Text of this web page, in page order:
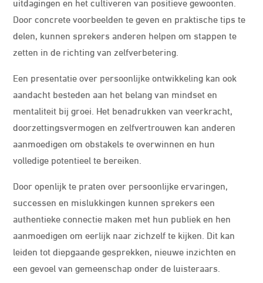
Door concrete voorbeelden te geven en praktische tips te
delen, kunnen sprekers anderen helpen om stappen te
zetten in de richting van zelfverbetering.
Een presentatie over persoonlijke ontwikkeling kan ook
aandacht besteden aan het belang van mindset en
mentaliteit bij groei. Het benadrukken van veerkracht,
doorzettingsvermogen en zelfvertrouwen kan anderen
aanmoedigen om obstakels te overwinnen en hun
volledige potentieel te bereiken.
Door openlijk te praten over persoonlijke ervaringen,
successen en mislukkingen kunnen sprekers een
authentieke connectie maken met hun publiek en hen
aanmoedigen om eerlijk naar zichzelf te kijken. Dit kan
leiden tot diepgaande gesprekken, nieuwe inzichten en
een gevoel van gemeenschap onder de luisteraars.